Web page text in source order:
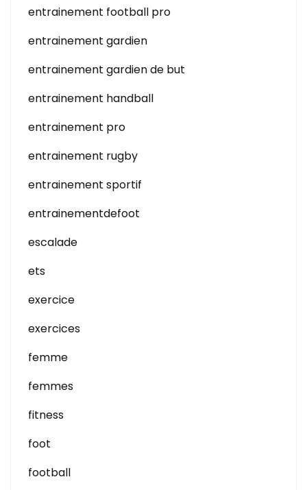
entrainement football pro
entrainement gardien
entrainement gardien de but
entrainement handball
entrainement pro
entrainement rugby
entrainement sportif
entrainementdefoot
escalade
ets
exercice
exercices
femme
femmes
fitness
foot
football